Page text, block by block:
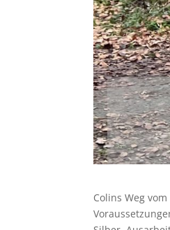
Colins Weg